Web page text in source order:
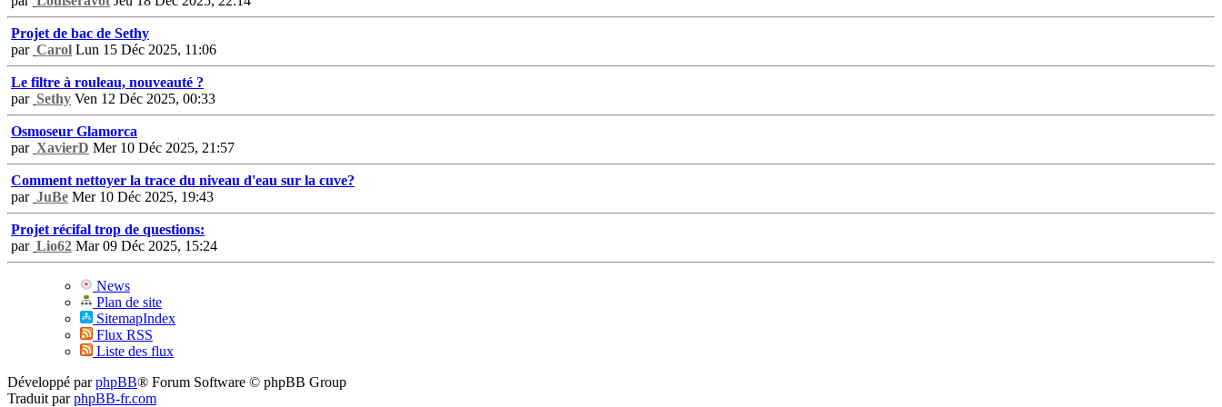
Projet de bac de Sethy
par Carol Lun 15 Déc 2025, 11:06
Le filtre à rouleau, nouveauté ?
par Sethy Ven 12 Déc 2025, 00:33
Osmoseur Glamorca
par XavierD Mer 10 Déc 2025, 21:57
Comment nettoyer la trace du niveau d'eau sur la cuve?
par JuBe Mer 10 Déc 2025, 19:43
Projet récifal trop de questions:
par Lio62 Mar 09 Déc 2025, 15:24
News
Plan de site
SitemapIndex
Flux RSS
Liste des flux
Développé parphpBB® Forum Software © phpBB Group
Traduit parphpBB-fr.com